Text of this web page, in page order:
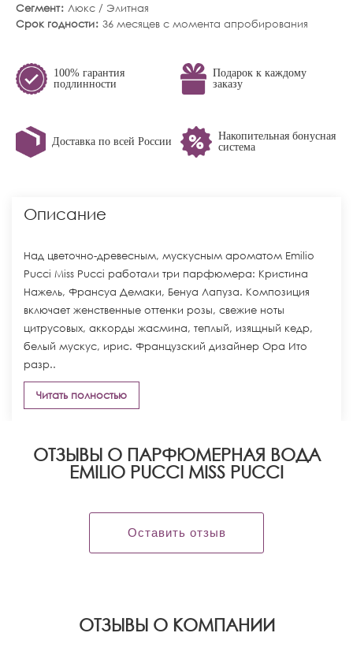
Сегмент Люкс / Элитная
Срок годности 36 месяцев с момента апробирования
100% гарантия
подлинности
Подарок к каждому
заказу
Доставка по всей России
Накопительная бонусная
система
Описание
Над цветочно-древесным, мускусным ароматом Emilio
Pucci Miss Pucci работали три парфюмера: Кристина
Нажель, Франсуа Демаки, Бенуа Лапуза. Композиция
включает женственные оттенки розы, свежие ноты
цитрусовых, аккорды жасмина, теплый, изящный кедр,
белый мускус, ирис. Французский дизайнер Ора Ито
разр..
Читать полностью
ОТЗЫВЫ О ПАРФЮМЕРНАЯ ВОДА
EMILIO PUCCI MISS PUCCI
Оставить отзыв
OТЗЫВЫ О КОМПАНИИ